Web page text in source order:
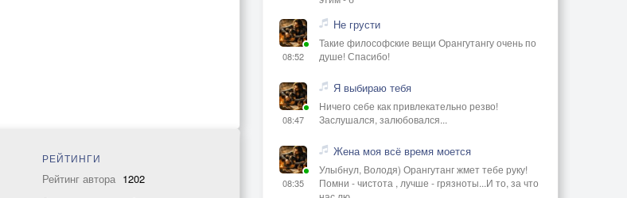
РЕЙТИНГИ
Рейтинг автора 1202
08:52
Не грусти
Такие философские вещи Орангутангу очень по
душе! Спасибо!
08:47
Я выбираю тебя
Ничего себе как привлекательно резво!
Заслушался, залюбовался...
08:35
Жена моя всё время моется
Улыбнул, Володя) Орангутанг жмет тебе руку!
Помни - чистота , лучше - грязноты...И то, за что